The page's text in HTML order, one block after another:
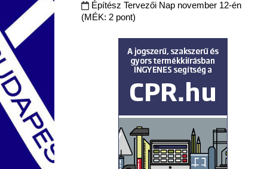
Építész Tervezői Nap november 12-én
(MÉK: 2 pont)